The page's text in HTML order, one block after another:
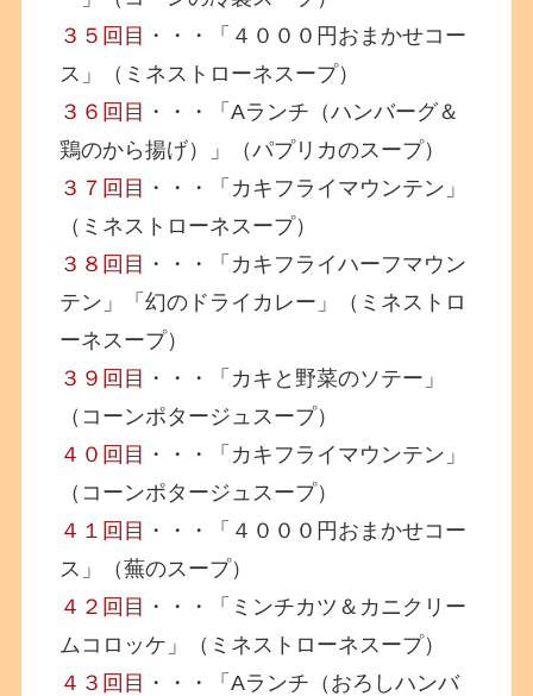
３５回目 ・・・「４０００円おまかせコー
ス」（ミネストローネスープ）
３６回目 ・・・「Aランチ（ハンバーグ＆
鶏のから揚げ）」（パプリカのスープ）
３７回目 ・・・「カキフライマウンテン」
（ミネストローネスープ）
３８回目 ・・・「カキフライハーフマウン
テン」「幻のドライカレー」（ミネストロ
ーネスープ）
３９回目 ・・・「カキと野菜のソテー」
（コーンポタージュスープ）
４０回目 ・・・「カキフライマウンテン」
（コーンポタージュスープ）
４１回目 ・・・「４０００円おまかせコー
ス」（蕪のスープ）
４２回目 ・・・「ミンチカツ＆カニクリー
ムコロッケ」（ミネストローネスープ）
４３回目 ・・・「Aランチ（おろしハンバ